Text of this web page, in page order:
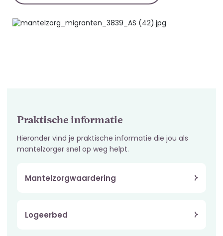
Praktische informatie
Hieronder vind je praktische informatie die jou als
mantelzorger snel op weg helpt.
Mantelzorgwaardering
Logeerbed